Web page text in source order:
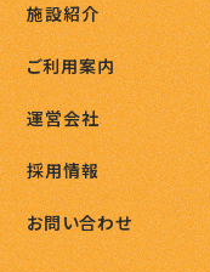
施設紹介
ご利用案内
運営会社
採用情報
お問い合わせ